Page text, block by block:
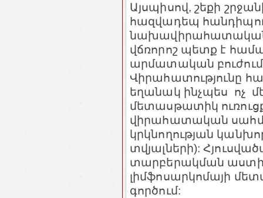
Այսպիսով, շեքի
հազվադեպ հանդիպող
նախավիրահատական
վճռորոշ պետք է
արմատական
Վիրահատությունը
եղանակ ինչպես ոչ
մետասթատիկ
վիրահատական
կրկնողության
տվյալների):
տարբերակման
լիմֆոսարկոմայի
գործում: